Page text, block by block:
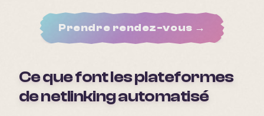
Prendre rendez-vous →
Ce que font les plateformes
de netlinking automatisé